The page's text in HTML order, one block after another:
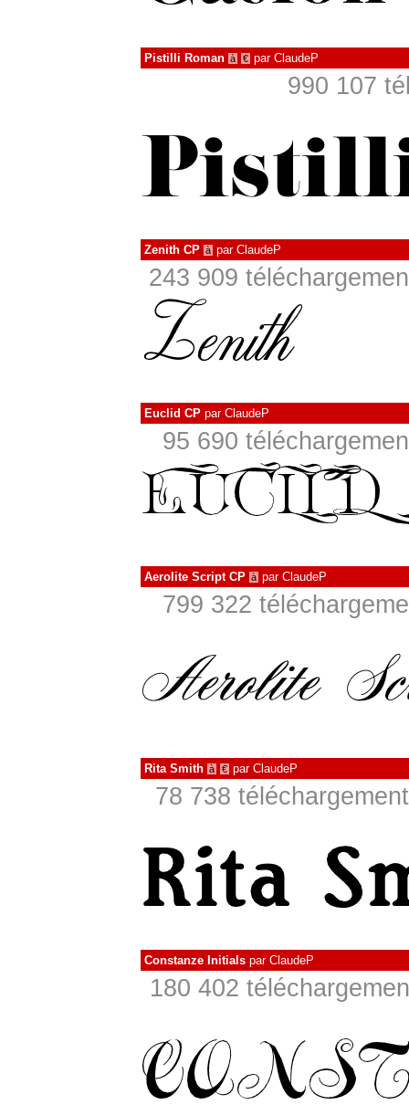
Pistilli Roman à € par ClaudeP
990 107
Zenith CP à par ClaudeP
243 909
Euclid CP par ClaudeP
95 690
Aerolite Script CP à par ClaudeP
799 322
Rita Smith à € par ClaudeP
78 738
Constanze Initials par ClaudeP
180 402